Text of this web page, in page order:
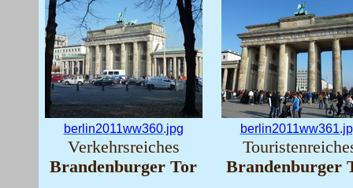
berlin2011ww360.jpg
Verkehrsreiches
Brandenburger Tor
Brandenburger